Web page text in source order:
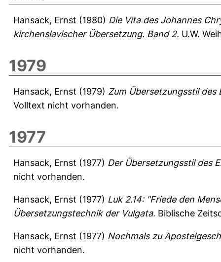
Hansack, Ernst (1980) Die Vita des Johannes
kirchenslavischer Übersetzung. Band 2. U.W.
1979
Hansack, Ernst (1979) Zum Übersetzungsstil des
Volltext nicht vorhanden.
1977
Hansack, Ernst (1977) Der Übersetzungsstil des
nicht vorhanden.
Hansack, Ernst (1977) Luk 2.14: "Friede den
Übersetzungstechnik der Vulgata. Biblische
Hansack, Ernst (1977) Nochmals zu
nicht vorhanden.